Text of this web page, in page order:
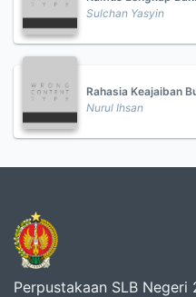
Sulchan Yasyin
Rahasia Keajaiban
Nurul Ihsan
Perpustakaan SLB Negeri